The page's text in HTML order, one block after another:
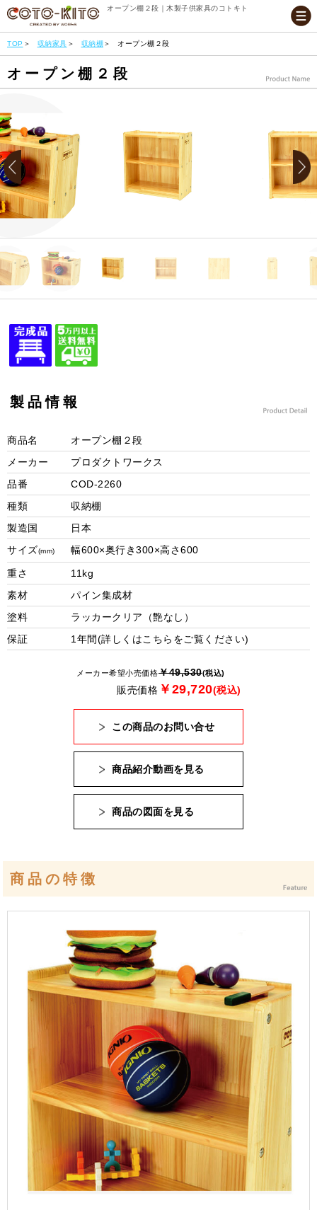
オープン棚２段｜木製子供家具のコトキト
TOP 収納家具 収納棚 オープン棚２段
オープン棚２段
製品情報
商品名
オープン棚２段
メーカー
プロダクトワークス
品番
COD-2260
種類
収納棚
製造国
日本
サイズ(mm) 幅600×奥行き300×高さ600
重さ
11kg
素材
パイン集成材
塗料
ラッカークリア（艶なし）
保証
1年間(詳しくはこちら をご覧ください)
メーカー希望小売価格￥49,530(税込)
販売価格 ￥29,720(税込)
この商品のお問い合せ
商品紹介動画を見る
商品の図面を見る
商品の特徴